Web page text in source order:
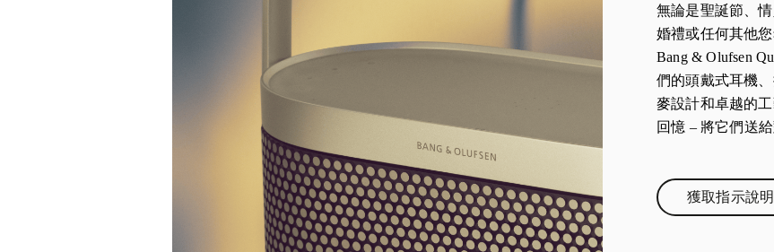
無論是聖誕節、
婚禮或任何其他
Bang & Olufsen
們的頭戴式耳機
麥設計和卓越的
回憶 – 將它們送
獲取指示說明
Link